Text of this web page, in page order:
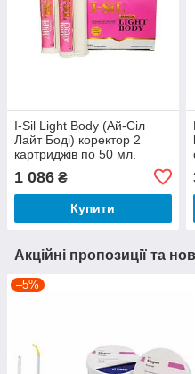
I-Sil Light Body (Ай-Сіл
Лайт Боді) коректор 2
картриджів по 50 мл.
1 086 ₴
Купити
Акційні пропозиції та
–5%